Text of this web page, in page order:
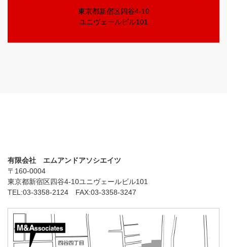
東京都新宿区四谷4-10
ユニヴェールビル101
有限会社 エムアンドアソシエイツ
〒160-0004
東京都新宿区四谷4-10ユニヴェールビル101
TEL:03-3358-2124 FAX:03-3358-3247